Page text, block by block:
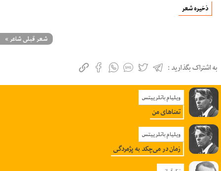
ذخیره شعر
شعر قبلی شاعر»
به اشتراک بگذارید :
ویلیام باتلر ییتس
تمناهای من
ویلیام باتلر ییتس
زمان در می‌چکد به پژمردگی